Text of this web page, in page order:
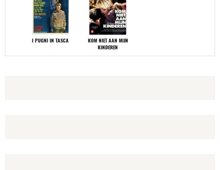
I PUGNI IN TASCA
KOM NIET AAN MIJN
KINDEREN